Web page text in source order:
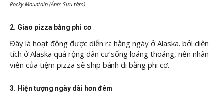
Rocky Mountain (Ảnh: Sưu tầm)
2. Giao pizza bằng phi cơ
Đây là hoạt động được diễn ra hằng ngày ở Alaska. bởi diện
tích ở Alaska quá rộng dân cư sống loáng thoáng, nên nhân
viên của tiệm pizza sẽ ship bánh đi bằng phi cơ.
3. Hiện tượng ngày dài hơn đêm